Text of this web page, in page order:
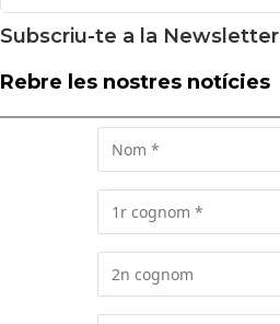
Subscriu-te a la Newsletter
Rebre les nostres notícies